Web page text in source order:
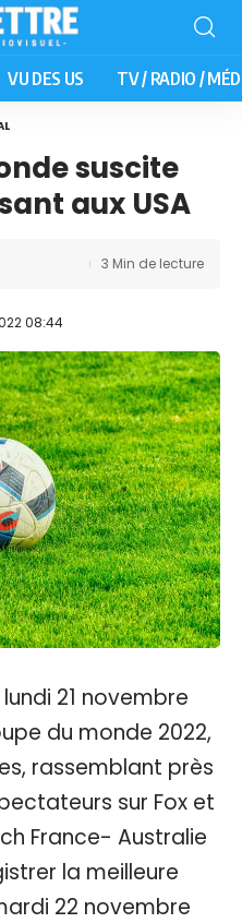
VU DES US TV / RADIO /
suscite
aux USA
08:44
3 Min de lecture
21 novembre
du monde 2022,
rassemblant près
sur Fox et
France- Australie
la meilleure
22 novembre